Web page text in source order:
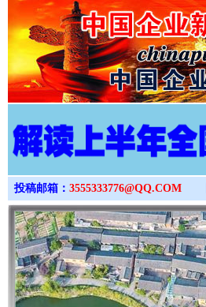
投稿邮箱： 3555333776@QQ.COM